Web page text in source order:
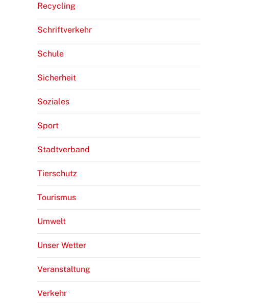
Recycling
Schriftverkehr
Schule
Sicherheit
Soziales
Sport
Stadtverband
Tierschutz
Tourismus
Umwelt
Unser Wetter
Veranstaltung
Verkehr